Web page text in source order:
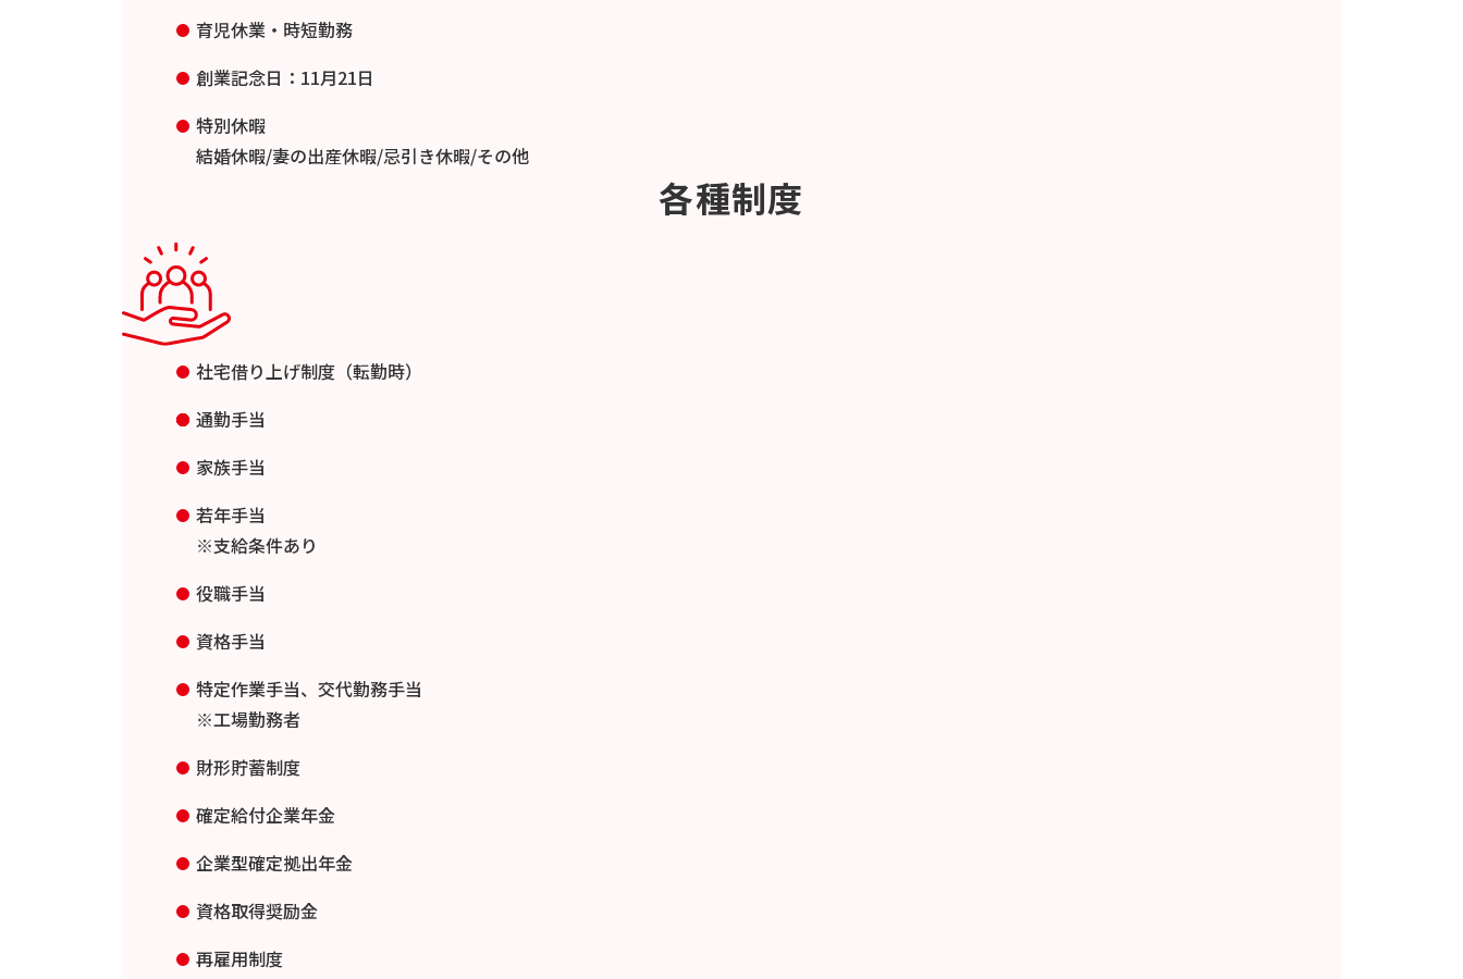
育児休業・時短勤務
創業記念日：11月21日
特別休暇
結婚休暇/妻の出産休暇/忌引き休暇/その他
各種制度
社宅借り上げ制度（転勤時）
通勤手当
家族手当
若年手当
※支給条件あり
役職手当
資格手当
特定作業手当、交代勤務手当
※工場勤務者
財形貯蓄制度
確定給付企業年金
企業型確定拠出年金
資格取得奨励金
再雇用制度